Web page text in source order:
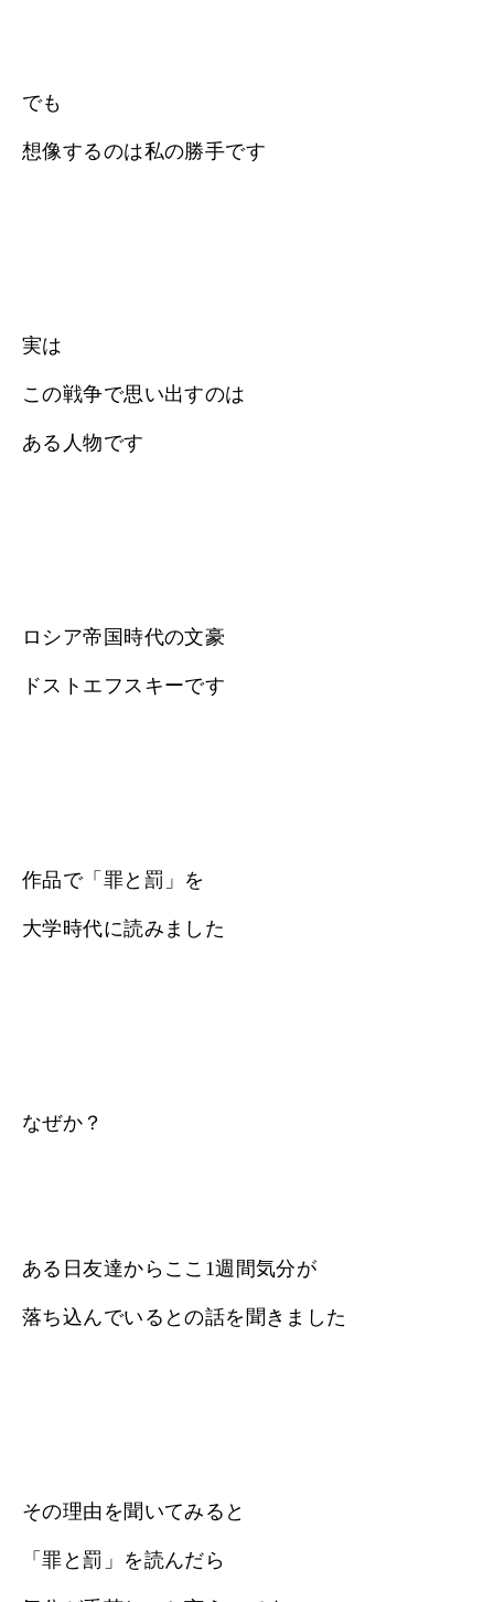
でも
想像するのは私の勝手です
実は
この戦争で思い出すのは
ある人物です
ロシア帝国時代の文豪
ドストエフスキーです
作品で「罪と罰」を
大学時代に読みました
なぜか？
ある日友達からここ1週間気分が
落ち込んでいるとの話を聞きました
その理由を聞いてみると
「罪と罰」を読んだら